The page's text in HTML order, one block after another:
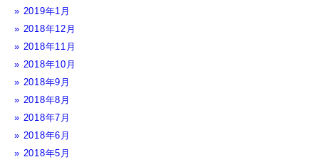
2019年1月
2018年12月
2018年11月
2018年10月
2018年9月
2018年8月
2018年7月
2018年6月
2018年5月